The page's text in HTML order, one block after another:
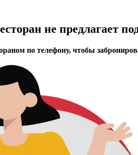
не предлагает
по телефону, чтобы